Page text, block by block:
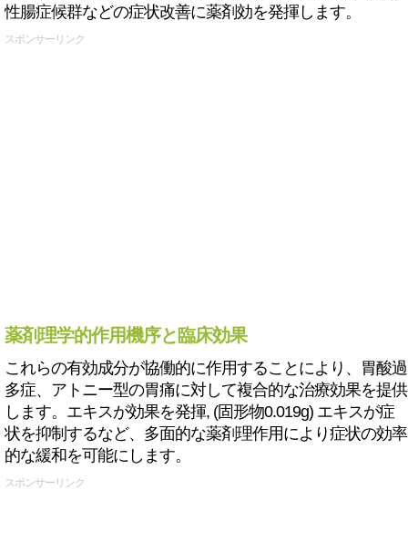
性腸症候群などの症状改善に薬剤効を発揮します。
スポンサーリンク
薬剤理学的作用機序と臨床効果
これらの有効成分が協働的に作用することにより、胃酸過
多症、アトニー型の胃痛に対して複合的な治療効果を提供
します。エキスが効果を発揮, (固形物0.019g) エキスが症
状を抑制するなど、多面的な薬剤理作用により症状の効率
的な緩和を可能にします。
スポンサーリンク